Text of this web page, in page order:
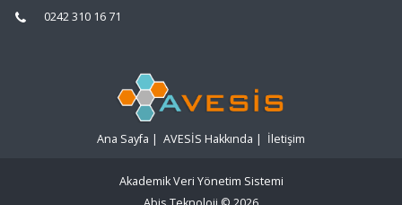
0242 310 16 71
Ana Sayfa | AVESİS Hakkında | İletişim
Akademik Veri Yönetim Sistemi